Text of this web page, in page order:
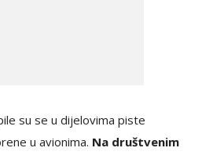
su se u dijelovima piste
u avionima. Na društvenim